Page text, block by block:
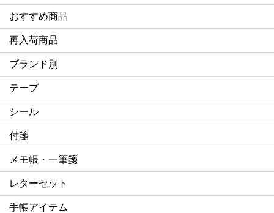
おすすめ商品
再入荷商品
ブランド別
テープ
シール
付箋
メモ帳・一筆箋
レターセット
手帳アイテム